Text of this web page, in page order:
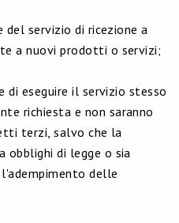
del servizio di ricezione a
a nuovi prodotti o servizi;
eseguire il servizio stesso
richiesta e non saranno
terzi, salvo che la
obblighi di legge o sia
delle